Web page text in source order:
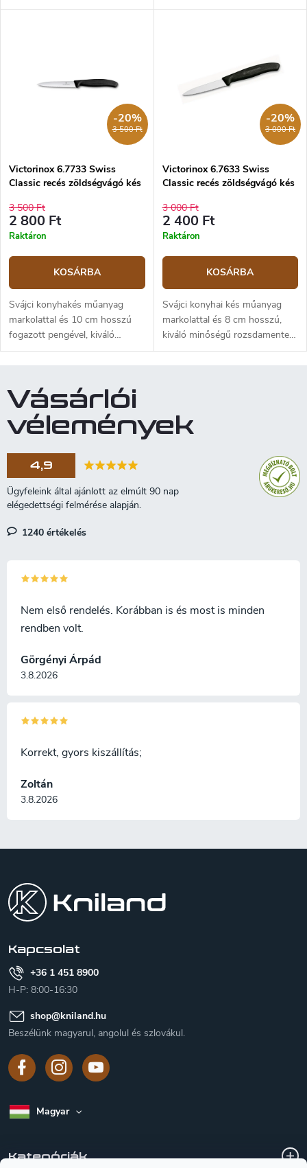
acélból. A kés elsősorban
rozsdamentes acélból. A kés
3 500 Ft
-20%
Victorinox 6.7733 Swiss
Classic recés zöldségvágó kés
3 500 Ft
2 800 Ft
Raktáron
KOSÁRBA
Svájci konyhakés műanyag
markolattal és 10 cm hosszú
fogazott pengével, kiváló
minőségű rozsdamentes
gyümölcsökkel végzett munka
során használhatja.
3 000 Ft
-20%
Victorinox 6.7633 Swiss
Classic recés zöldségvágó kés
3 000 Ft
2 400 Ft
Raktáron
KOSÁRBA
Svájci konyhai kés műanyag
markolattal és 8 cm hosszú,
kiváló minőségű rozsdamentes
acélból. A kés elsősorban
Vásárlói
vélemények
4,9
1240 értékelés
Görgényi Árpád
3.8.2026
Nem első rendelés. Korábban is és most is minden
rendben volt.
Zoltán
3.8.2026
Korrekt, gyors kiszállítás;
Kapcsolat
+36 1 451 8900
H-P: 8:00-16:30
shop@kniland.hu
Beszélünk magyarul, angolul és szlovákul.
Magyar
Kategóriák